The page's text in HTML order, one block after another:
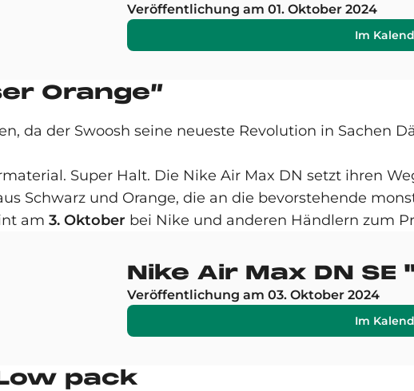
Veröffentlichung am 01. Oktober 2024
Im
Orange”
da der Swoosh seine neueste Revolution in Sachen
Super Halt. Die Nike Air Max DN setzt ihren
Schwarz und Orange, die an die bevorstehende
am 3. Oktober bei Nike und anderen Händlern zum
Nike Air Max DN
Veröffentlichung am 03. Oktober 2024
Im
pack